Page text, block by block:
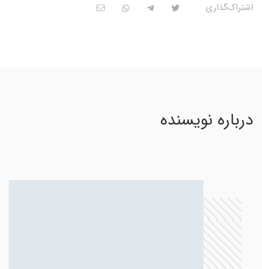
اشتراک‌گذاری
درباره نویسنده